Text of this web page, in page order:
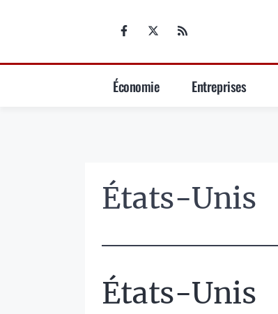
Économie Entreprises
États-Unis
États-Unis